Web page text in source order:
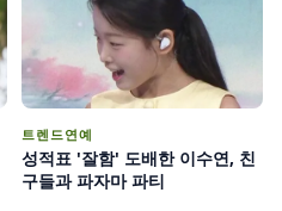
트렌드연예
성적표 '잘함' 도배한 이수연, 친
구들과 파자마 파티